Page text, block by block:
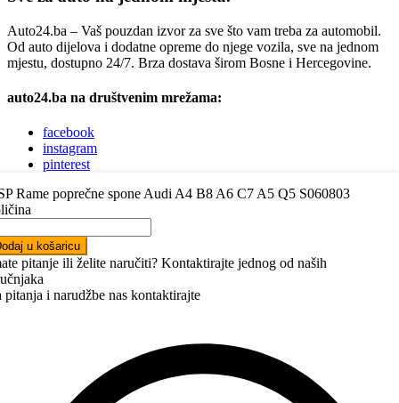
Rame poprečne spone Audi A4 B8 A6 C7 A5 Q5 S060803
u košaricu
pitanje ili želite naručiti? Kontaktirajte jednog od naših
pitanja i narudžbe nas kontaktirajte
Auto24.ba – Vaš pouzdan izvor za sve što vam treba za automobil.
Od auto dijelova i dodatne opreme do njege vozila, sve na jednom
mjestu, dostupno 24/7. Brza dostava širom Bosne i Hercegovine.
auto24.ba na društvenim mrežama:
facebook
instagram
pinterest
linkedin
Jednostavno nas kontaktirajte putem telefona, Vibera, WhatsAppa ili
nam napišite e-mail.
Auto dijelovi Bosna i Hercegovina